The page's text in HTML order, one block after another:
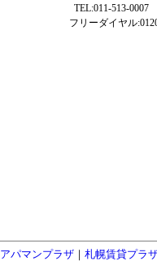
TEL:011-513-0007
フリーダイヤル
アパマンプラザ ｜ 札幌賃貸プラ